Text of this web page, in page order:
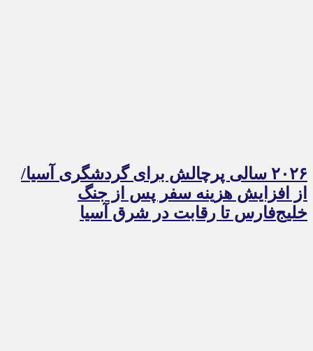
۲۰۲۶ سالی پرچالش برای گردشگری آسیا/
از افزایش هزینه سفر پس از جنگ
خلیج‌فارس تا رقابت در شرق آسیا